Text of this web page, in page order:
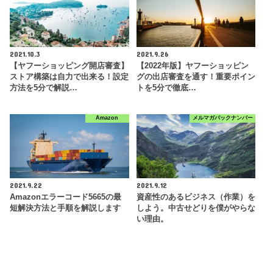
2021.10.3
【ヤフーショッピング開店審査】
ストア構築は自力で出来る！設定
方法を5分で解説…
2021.9.26
【2022年版】ヤフーショッピン
グの出店審査を通す！重要ポイン
トを5分で徹底…
Amazon
2021.9.22
Amazonエラーコード5665の最
短解決方法と手順を解説します
メルマガバックナンバー
2021.9.12
資産性のあるビジネス（作業）を
しよう。中古せどりを僕がやらな
い理由。